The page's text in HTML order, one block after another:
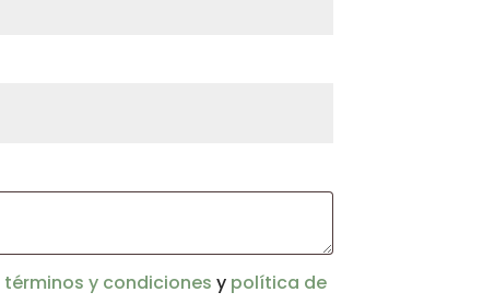
términos y condiciones y política de